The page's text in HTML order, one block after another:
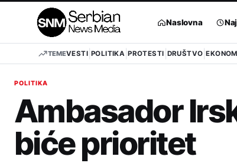
Naslovna
TEMEVESTI POLITIKA PROTESTI DRUŠTVO
POLITIKA
Ambasador
biće prioritet